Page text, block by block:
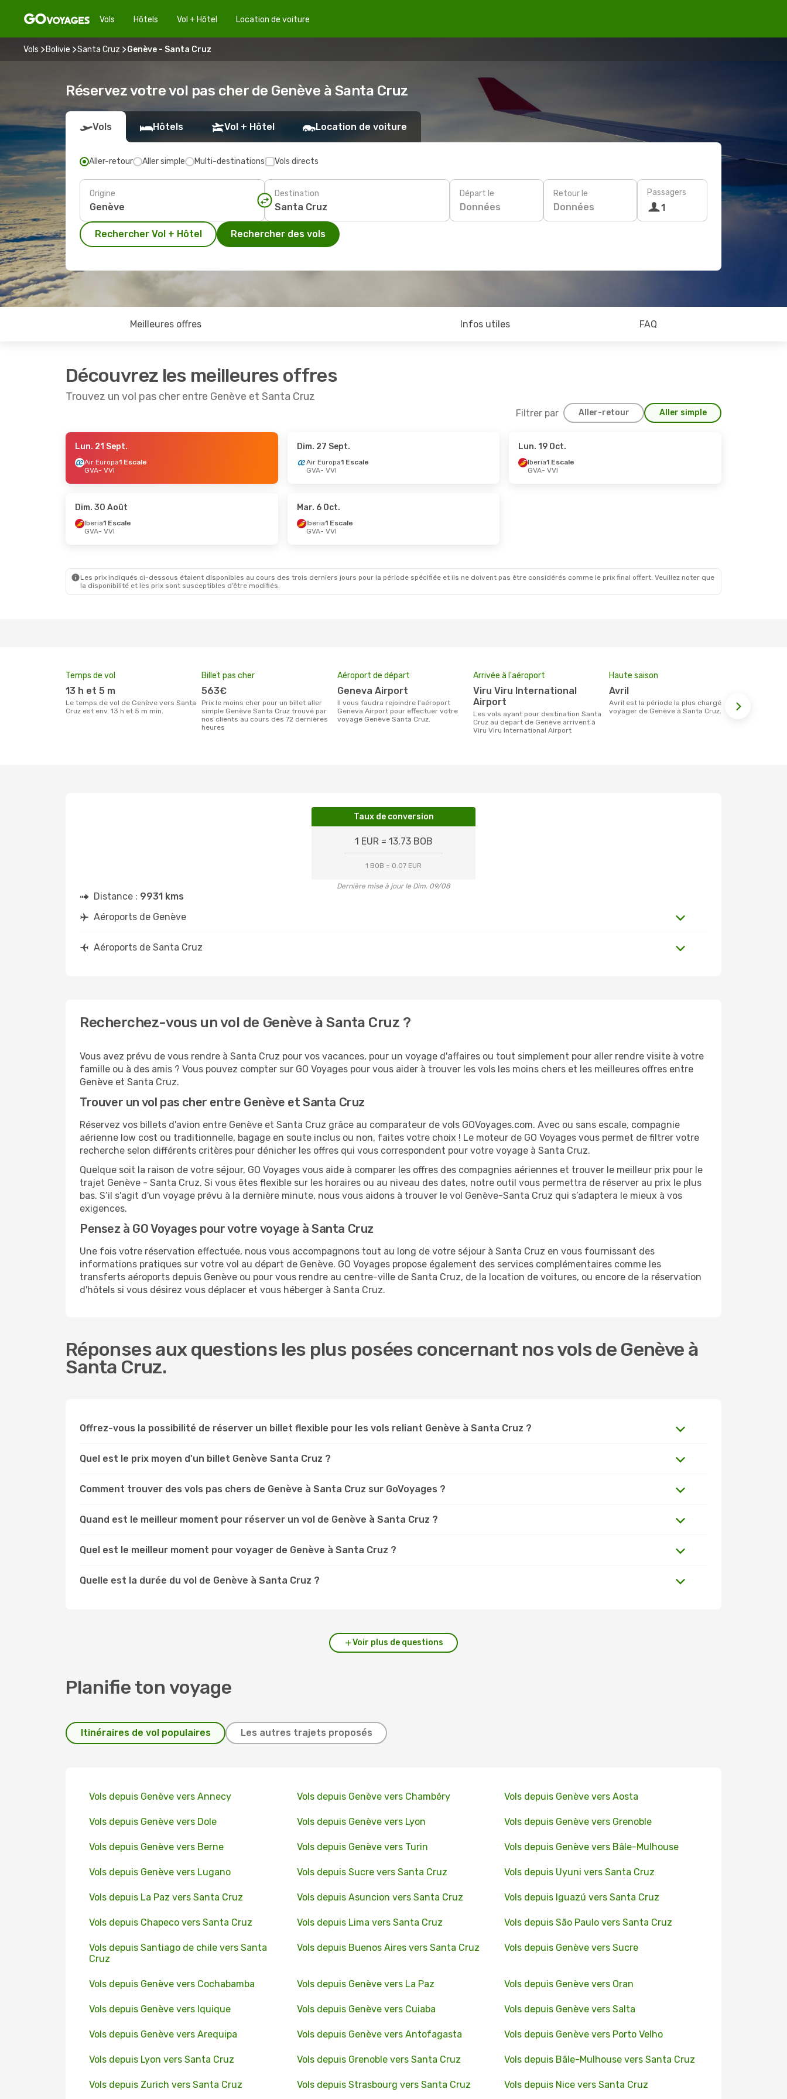
Vols Hôtels Vol + Hôtel Location de voiture
Vols Bolivie Santa Cruz Genève - Santa Cruz
Réservez votre vol pas cher de Genève à Santa Cruz
Vols Hôtels Vol + Hôtel Location de voiture
Aller-retour Aller simple Multi-destinations Vols directs
Origine Destination Départ le
Données
Retour le
Données
Passagers
1
Rechercher Vol + Hôtel Rechercher des vols
Meilleures offres Infos utiles FAQ
Découvrez les meilleures offres
Trouvez un vol pas cher entre Genève et Santa Cruz
Filtrer par Aller-retour Aller simple
- Lun. 12 Oct.
Lun. 21 Sept.
Air Europa1 Escale
GVA- VVI
Dim. 27 Sept.
Air Europa1 Escale
GVA- VVI
Lun. 19 Oct.
Iberia1 Escale
GVA- VVI
Dim. 30 Août
Iberia1 Escale
GVA- VVI
Mar. 6 Oct.
Iberia1 Escale
GVA- VVI
Les prix indiqués ci-dessous étaient disponibles au cours des trois derniers jours pour la période spécifiée et ils ne doivent pas être considérés comme le prix final offert. Veuillez noter que
la disponibilité et les prix sont susceptibles d’être modifiés.
Temps de vol
13 h et 5 m
Le temps de vol de Genève vers Santa
Cruz est env. 13 h et 5 m min.
Billet pas cher
563€
Prix le moins cher pour un billet aller
simple Genève Santa Cruz trouvé par
nos clients au cours des 72 dernières
heures
Aéroport de départ
Geneva Airport
Il vous faudra rejoindre l'aéroport
Geneva Airport pour effectuer votre
voyage Genève Santa Cruz.
Arrivée à l'aéroport
Viru Viru International
Airport
Les vols ayant pour destination Santa
Cruz au depart de Genève arrivent à
Viru Viru International Airport
Haute saison
avril
avril est la période la plus chargée pour
voyager de Genève à Santa Cruz.
Taux de conversion
1 EUR = 13.73 BOB
1 BOB = 0.07 EUR
Dernière mise à jour le Dim. 09/08
Distance : 9931 kms
Aéroports de Genève
Aéroports de Santa Cruz
Recherchez-vous un vol de Genève à Santa Cruz ?
Vous avez prévu de vous rendre à Santa Cruz pour vos vacances, pour un voyage d'affaires ou tout simplement pour aller rendre visite à votre
famille ou à des amis ? Vous pouvez compter sur GO Voyages pour vous aider à trouver les vols les moins chers et les meilleures offres entre
Genève et Santa Cruz.
Trouver un vol pas cher entre Genève et Santa Cruz
Réservez vos billets d'avion entre Genève et Santa Cruz grâce au comparateur de vols GOVoyages.com. Avec ou sans escale, compagnie
aérienne low cost ou traditionnelle, bagage en soute inclus ou non, faites votre choix ! Le moteur de GO Voyages vous permet de filtrer votre
recherche selon différents critères pour dénicher les offres qui vous correspondent pour votre voyage à Santa Cruz.
Quelque soit la raison de votre séjour, GO Voyages vous aide à comparer les offres des compagnies aériennes et trouver le meilleur prix pour le
trajet Genève - Santa Cruz. Si vous êtes flexible sur les horaires ou au niveau des dates, notre outil vous permettra de réserver au prix le plus
bas. S’il s'agit d'un voyage prévu à la dernière minute, nous vous aidons à trouver le vol Genève-Santa Cruz qui s’adaptera le mieux à vos
exigences.
Pensez à GO Voyages pour votre voyage à Santa Cruz
Une fois votre réservation effectuée, nous vous accompagnons tout au long de votre séjour à Santa Cruz en vous fournissant des
informations pratiques sur votre vol au départ de Genève. GO Voyages propose également des services complémentaires comme les
transferts aéroports depuis Genève ou pour vous rendre au centre-ville de Santa Cruz, de la location de voitures, ou encore de la réservation
d'hôtels si vous désirez vous déplacer et vous héberger à Santa Cruz.
Réponses aux questions les plus posées concernant nos vols de Genève à
Santa Cruz.
Offrez-vous la possibilité de réserver un billet flexible pour les vols reliant Genève à Santa Cruz ?
Quel est le prix moyen d'un billet Genève Santa Cruz ?
Comment trouver des vols pas chers de Genève à Santa Cruz sur GoVoyages ?
Quand est le meilleur moment pour réserver un vol de Genève à Santa Cruz ?
Quel est le meilleur moment pour voyager de Genève à Santa Cruz ?
Quelle est la durée du vol de Genève à Santa Cruz ?
Voir plus de questions
Planifie ton voyage
Itinéraires de vol populaires Les autres trajets proposés
Vols depuis Genève vers Annecy Vols depuis Genève vers Chambéry Vols depuis Genève vers Aosta
Vols depuis Genève vers Dole Vols depuis Genève vers Lyon Vols depuis Genève vers Grenoble
Vols depuis Genève vers Berne Vols depuis Genève vers Turin Vols depuis Genève vers Bâle-Mulhouse
Vols depuis Genève vers Lugano Vols depuis Sucre vers Santa Cruz Vols depuis Uyuni vers Santa Cruz
Vols depuis La Paz vers Santa Cruz Vols depuis Asuncion vers Santa Cruz Vols depuis Iguazú vers Santa Cruz
Vols depuis Chapeco vers Santa Cruz Vols depuis Lima vers Santa Cruz Vols depuis São Paulo vers Santa Cruz
Vols depuis Santiago de chile vers Santa
Cruz
Vols depuis Buenos Aires vers Santa Cruz Vols depuis Genève vers Sucre
Vols depuis Genève vers Cochabamba Vols depuis Genève vers La Paz Vols depuis Genève vers Oran
Vols depuis Genève vers Iquique Vols depuis Genève vers Cuiaba Vols depuis Genève vers Salta
Vols depuis Genève vers Arequipa Vols depuis Genève vers Antofagasta Vols depuis Genève vers Porto Velho
Vols depuis Lyon vers Santa Cruz Vols depuis Grenoble vers Santa Cruz Vols depuis Bâle-Mulhouse vers Santa Cruz
Vols depuis Zurich vers Santa Cruz Vols depuis Strasbourg vers Santa Cruz Vols depuis Nice vers Santa Cruz